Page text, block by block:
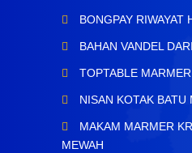
BONGPAY RIWAYAT
BAHAN VANDEL
TOPTABLE
NISAN KOTAK BATU
MAKAM MARMER
MEWAH